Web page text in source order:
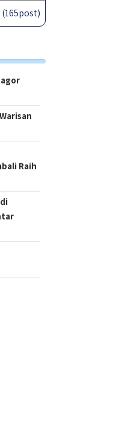
(165post)
Raih